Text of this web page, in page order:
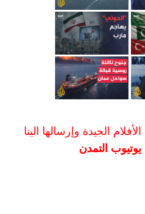
الجيدة وإرسالها الينا
التمدن